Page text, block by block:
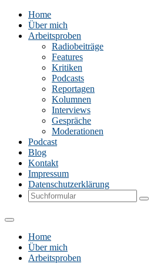
Home
Über mich
Arbeitsproben
Radiobeiträge
Features
Kritiken
Podcasts
Reportagen
Kolumnen
Interviews
Gespräche
Moderationen
Podcast
Blog
Kontakt
Impressum
Datenschutzerklärung
Search
Home
Über mich
Arbeitsproben